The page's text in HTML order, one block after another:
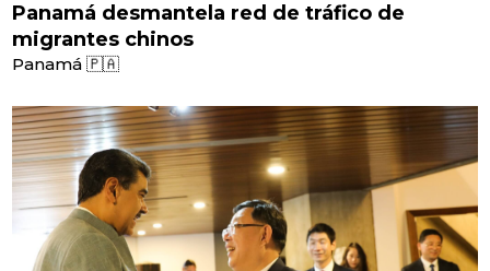
Panamá desmantela red de tráfico de
migrantes chinos
Panamá 🇵🇦